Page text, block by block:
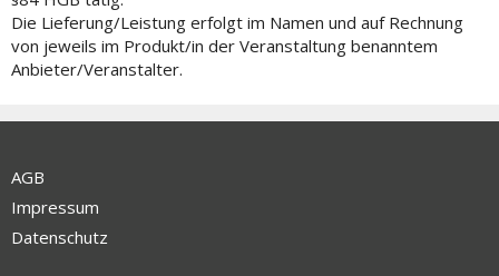
Die Lieferung/Leistung erfolgt im Namen und auf Rechnung
von jeweils im Produkt/in der Veranstaltung benanntem
Anbieter/Veranstalter.
AGB
Impressum
Datenschutz